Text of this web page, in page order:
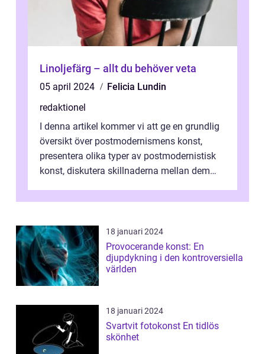
Linoljefärg – allt du behöver veta
05 april 2024
Felicia Lundin
redaktionel
I denna artikel kommer vi att ge en grundlig
översikt över postmodernismens konst,
presentera olika typer av postmodernistisk
konst, diskutera skillnaderna mellan dem
18 januari 2024
Provocerande konst: En
djupdykning i den kontroversiella
världen
18 januari 2024
Svartvit fotokonst En tidlös
skönhet